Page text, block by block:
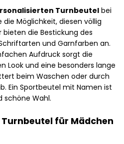
Turnbeutelbei
Möglichkeit, diesen völlig
die Bestickung des
und Garnfarben an.
Aufdruck sorgt die
Look und eine besonders lange
beim Waschen oder durch
Ein Sportbeutel mit Namen ist
schöne Wahl.
für Mädchen